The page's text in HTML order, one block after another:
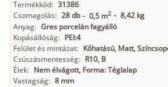
Termékkód: 31386
Csomagolás: 28 db - 0,5 m2 - 8,42 kg
Anyag: Gres porcelán fagyálló
Kopásállóság: PEI:4
Felület és mintázat: Kőhatású, Matt,
Csúszásmentesség: R10, B
Élek: Nem élvágott, Forma: Téglalap
Vastagság: 8 mm